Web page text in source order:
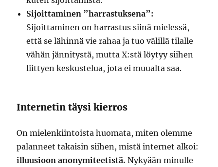
Sijoittaminen ”harrastuksena”:
Sijoittaminen on harrastus siinä mielessä,
että se lähinnä vie rahaa ja tuo välillä tilalle
vähän jännitystä, mutta X:stä löytyy siihen
liittyen keskustelua, jota ei muualta saa.
Internetin täysi kierros
On mielenkiintoista huomata, miten olemme
palanneet takaisin siihen, mistä internet alkoi:
illuusioon anonymiteetistä. Nykyään minulle